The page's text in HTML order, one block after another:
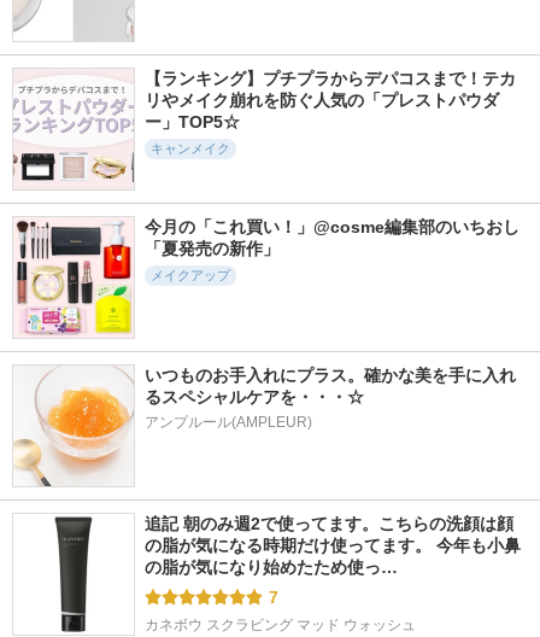
【ランキング】プチプラからデパコスまで！テカ
リやメイク崩れを防ぐ人気の「プレストパウダ
ー」TOP5☆
キャンメイク
今月の「これ買い！」@cosme編集部のいちおし
「夏発売の新作」
メイクアップ
いつものお手入れにプラス。確かな美を手に入れ
るスペシャルケアを・・・☆
アンプルール(AMPLEUR)
追記 朝のみ週2で使ってます。こちらの洗顔は顔
の脂が気になる時期だけ使ってます。 今年も小鼻
の脂が気になり始めたため使っ…
7
カネボウ スクラビング マッド ウォッシュ